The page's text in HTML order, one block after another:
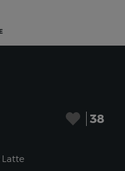
38